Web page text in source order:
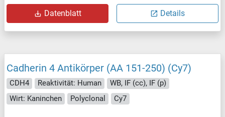
Datenblatt Details
Cadherin 4 Antikörper (AA 151-250) (Cy7)
CDH4 Reaktivität: Human
WB, IF (cc), IF (p)
Wirt: Kaninchen
Polyclonal Cy7